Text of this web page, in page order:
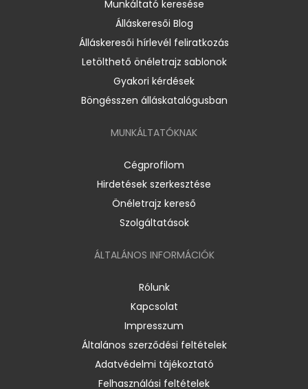
Munkáltató keresése
Álláskeresői Blog
Álláskeresői hírlevél feliratkozás
Letölthető önéletrajz sablonok
Gyakori kérdések
Böngésszen álláskatalógusban
MUNKÁLTATÓKNAK
Cégprofilom
Hirdetések szerkesztése
Önéletrajz kereső
Szolgáltatások
ÁLTALÁNOS INFORMÁCIÓK
Rólunk
Kapcsolat
Impresszum
Általános szerződési feltételek
Adatvédelmi tájékoztató
Felhasználási feltételek